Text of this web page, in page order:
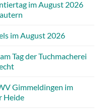
im August 2026
im August 2026
Tag der Tuchmacherei
Gimmeldingen im
Heide